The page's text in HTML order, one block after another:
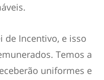
de Incentivo, e isso
Temos a
uniformes e